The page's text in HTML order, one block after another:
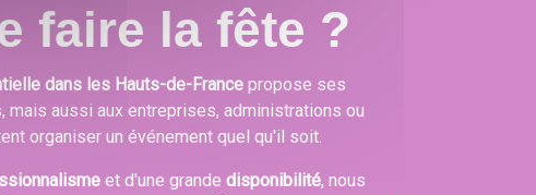
faire la fête ?
dans les Hauts-de-France propose ses
mais aussi aux entreprises, administrations ou
organiser un événement quel qu'il soit.
et d'une grande disponibilité, nous